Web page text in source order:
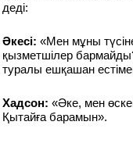
деді:
Әкесі: «Мен мұны
қызметшілер
туралы ешқашан
Хадсон: «Әке, мен
Қытайға барамын».